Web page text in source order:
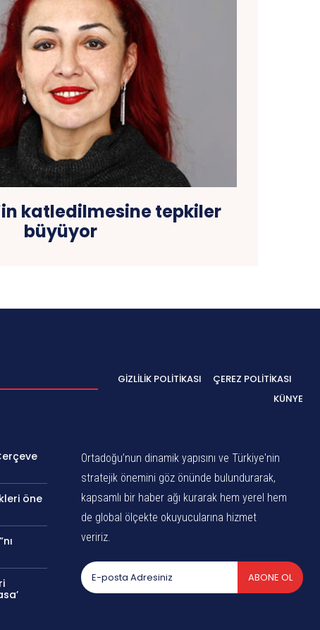
katledilmesine tepkiler
büyüyor
GIZLILIK POLITIKASI
ÇEREZ POLITIKASI
KÜNYE
öne
Ortadoğu’nun dinamik yapısını ve Türkiye'nin
stratejik önemini göz önünde bulundurarak,
kapsamlı bir haber ağı kurarak hem yerel hem
de global ölçekte okuyucularına hizmet
veririz.
ABONE OL